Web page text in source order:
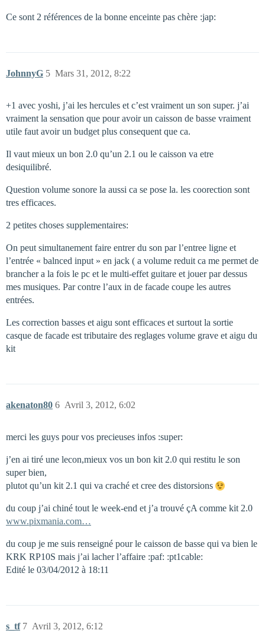
Ce sont 2 références de la bonne enceinte pas chère :jap:
JohnnyG Mars 31, 2012, 8:22
5
+1 avec yoshi, j’ai les hercules et c’est vraiment un son super. j’ai
vraiment la sensation que pour avoir un caisson de basse vraiment
utile faut avoir un budget plus consequent que ca.
Il vaut mieux un bon 2.0 qu’un 2.1 ou le caisson va etre
desiquilibré.
Question volume sonore la aussi ca se pose la. les coorection sont
tres efficaces.
2 petites choses supplementaires:
On peut simultanement faire entrer du son par l’entree ligne et
l’entrée « balnced input » en jack ( a volume reduit ca me permet de
brancher a la fois le pc et le multi-effet guitare et jouer par dessus
mes musiques. Par contre l’aux in de facade coupe les autres
entrées.
Les correction basses et aigu sont efficaces et surtout la sortie
casque de facade est tributaire des reglages volume grave et aigu du
kit
akenaton80 Avril 3, 2012, 6:02
6
merci les guys pour vos precieuses infos :super:
j’en ai tiré une lecon,mieux vos un bon kit 2.0 qui restitu le son
super bien,
plutot qu’un kit 2.1 qui va craché et cree des distorsions
du coup j’ai chiné tout le week-end et j’a trouvé çA comme kit 2.0
www.pixmania.com…
du coup je me suis renseigné pour le caisson de basse qui va bien le
KRK RP10S mais j’ai lacher l’affaire :paf: :pt1cable:
Edité le 03/04/2012 à 18:11
s_tf Avril 3, 2012, 6:12
7